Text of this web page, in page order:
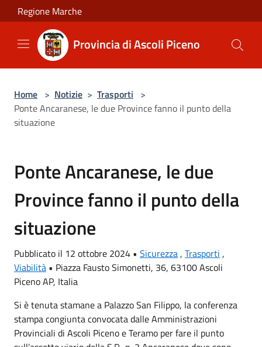
Salta al contenuto principale
Regione Marche
Provincia di Ascoli Piceno
Home > Notizie > Trasporti >
Ponte Ancaranese, le due Province fanno il punto della
situazione
Ponte Ancaranese, le due
Province fanno il punto della
situazione
Pubblicato il 12 ottobre 2024 • Sicurezza, Trasporti ,
Viabilità • Piazza Fausto Simonetti, 36, 63100 Ascoli
Piceno AP, Italia
Si è tenuta stamane a Palazzo San Filippo, la conferenza
stampa congiunta convocata dalle Amministrazioni
Provinciali di Ascoli Piceno e Teramo per fare il punto